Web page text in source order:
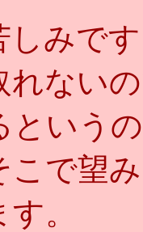
みで
れない
という
こで望
。